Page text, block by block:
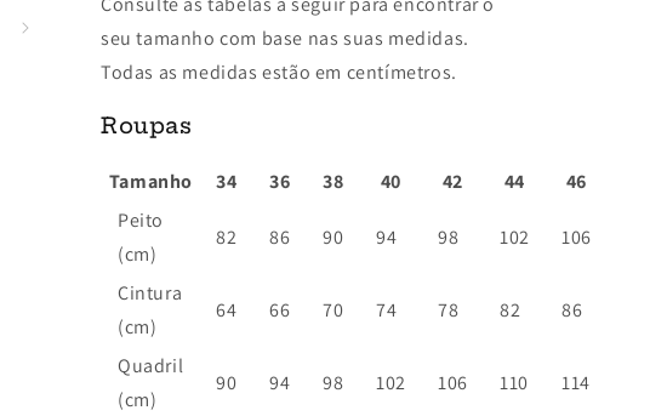
seu tamanho com base nas suas medidas.
Todas as medidas estão em centímetros.
Roupas
Tamanho 34 36 38 40 42 44
46
Peito
(cm)
82 86 90 94 98 102 106
Cintura
(cm)
64 66 70 74 78 82 86
Quadril
(cm)
90 94 98 102 106 110 114